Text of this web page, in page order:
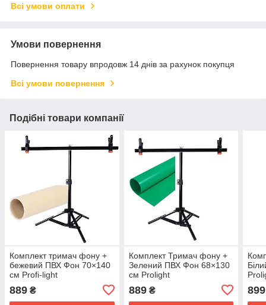
Всі умови оплати
Умови повернення
Повернення товару впродовж 14 днів за рахунок покупця
Всі умови повернення
Подібні товари компанії
Комплект тримач фону +
бежевий ПВХ Фон 70×140
см Profi-light
889 ₴
Комплект Тримач фону +
Зелений ПВХ Фон 68×130
см Prolight
889₴ 899